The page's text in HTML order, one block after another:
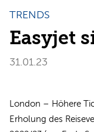
TRENDS
Easyjet
31.01.23
London – Höhere
Erholung des